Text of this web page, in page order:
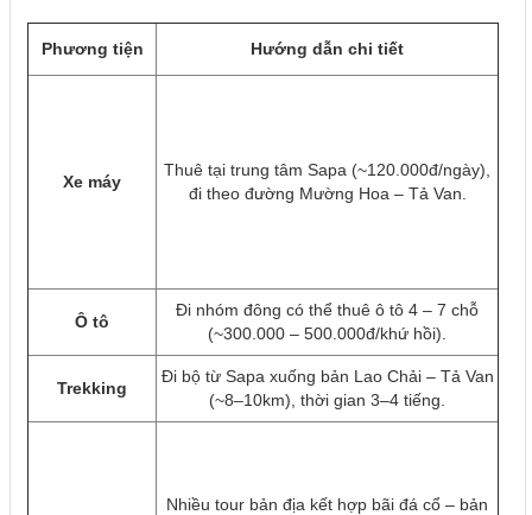
Phương tiện Hướng dẫn chi tiết
Xe máy
Thuê tại trung tâm Sapa (~120.000đ/ngày),
đi theo đường Mường Hoa – Tả Van.
Ô tô
Đi nhóm đông có thể thuê ô tô 4 – 7 chỗ
(~300.000 – 500.000đ/khứ hồi).
Trekking
Đi bộ từ Sapa xuống bản Lao Chải – Tả Van
(~8–10km), thời gian 3–4 tiếng.
Nhiều tour bản địa kết hợp bãi đá cổ – bản